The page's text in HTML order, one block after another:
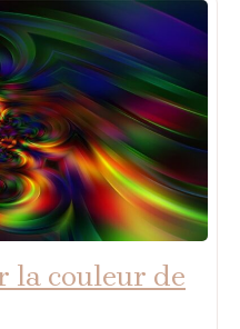
la couleur de